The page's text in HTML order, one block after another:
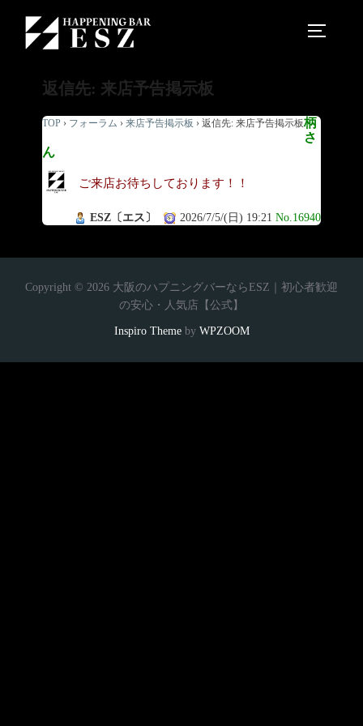
返信先: 来店予告掲示板
TOP › フォーラム › 来店予告掲示板 › 返信先: 来店予告掲示板柄
さ
ん
ご来店お待ちしております！！
ESZ〔エス〕 2026/7/5/(日) 19:21 No.16940
Copyright © 2026 大阪のハプニングバーならESZ｜初心者歓迎
の安心・人気店【公式】
Inspiro Themeby WPZOOM